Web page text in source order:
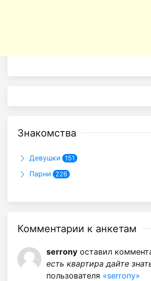
Знакомства
Девушки 151
Парни 226
Комментарии к анкетам
serrony оставил
есть квартира дайте
пользователя «serrony»